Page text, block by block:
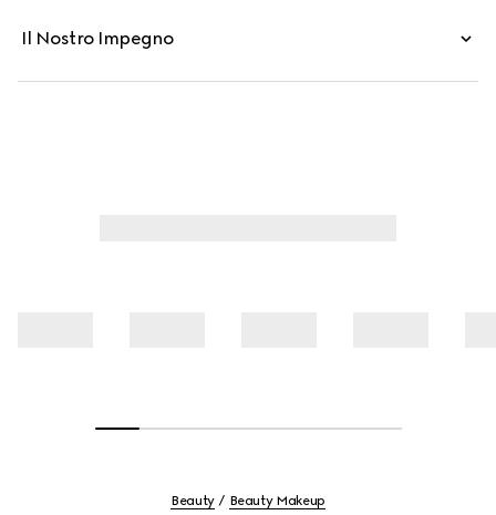
può essere utilizzato per enfatizzare i lineamenti del viso
Il Nostro Impegno
Beauty Beauty Makeup